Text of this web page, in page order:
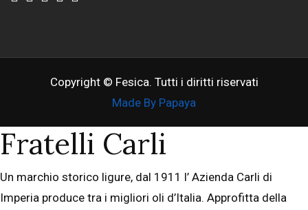
Copyright © Fesica. Tutti i diritti riservati
Made By Papaya
Fratelli Carli
Un marchio storico ligure, dal 1911 l’ Azienda Carli di
Imperia produce tra i migliori oli d’Italia. Approfitta della